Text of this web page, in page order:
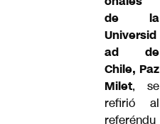
de la
Universid
ad de
Chile, Paz
Milet, se
refirió al
referéndu